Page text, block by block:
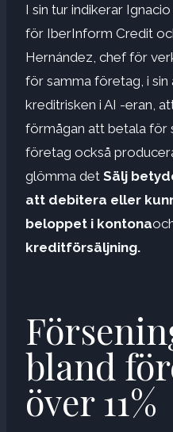
I sin tur indikerar
för IberInform Credit
Hernández, chef för
för samma företag, i sin
kreditrisken i AI -eran,
förmågan att betala för
företag också
glömma det Sälj
att debitera eller
beloppet i kontona
kreditförsäljning.
bland
över 11%